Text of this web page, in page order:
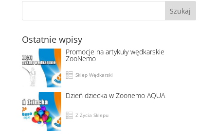
Ostatnie wpisy
Sklep Wędkarski
Promocje na artykuły wędkarskie
ZooNemo
Z Życia Sklepu
Dzień dziecka w Zoonemo AQUA